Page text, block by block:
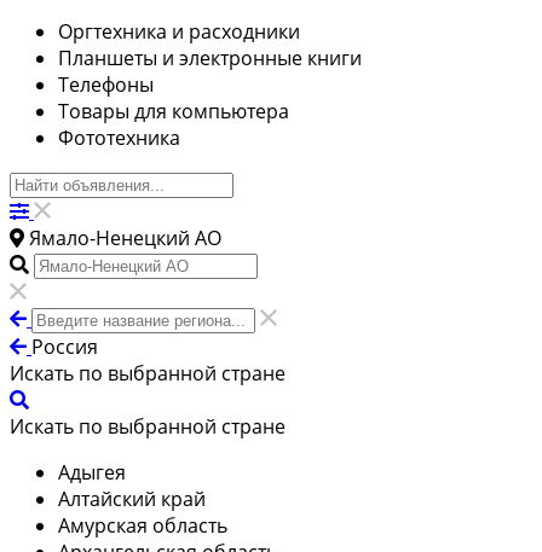
Оргтехника и расходники
Планшеты и электронные книги
Телефоны
Товары для компьютера
Фототехника
Ямало-Ненецкий АО
Россия
Искать по выбранной стране
Искать по выбранной стране
Адыгея
Алтайский край
Амурская область